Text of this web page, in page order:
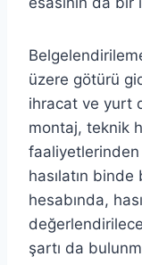
üzere götürü
ihracat ve yurt
montaj, teknik
hasılatın
hesabında,
şartı da